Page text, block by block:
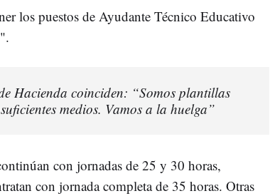
los puestos de Ayudante Técnico Educativo
Hacienda coinciden: “Somos plantillas
medios. Vamos a la huelga”
con jornadas de 25 y 30 horas,
con jornada completa de 35 horas. Otras